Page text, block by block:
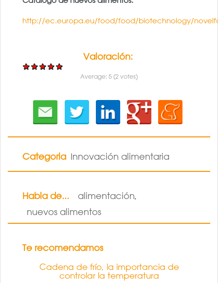
http://ec.europa.eu/food/food/biotechnology/
Valoración:
Average: 5(2 votes)
Categoria Innovación alimentaria
Habla de... alimentación,
nuevos alimentos
Te recomendamos
Cadena de frío, la importancia de
controlar la temperatura